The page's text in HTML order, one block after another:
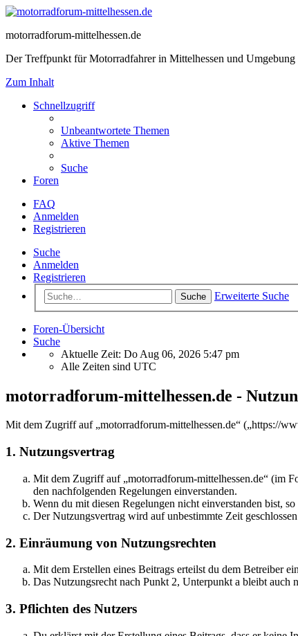
motorradforum-mittelhessen.de
Der Treffpunkt für Motorradfahrer in Mittelhessen und Umgebung
Zum Inhalt
Schnellzugriff
Unbeantwortete Themen
Aktive Themen
Suche
Foren
FAQ
Anmelden
Registrieren
Suche
Anmelden
Registrieren
Suche Erweiterte Suche
Foren-Übersicht
Suche
Aktuelle Zeit: Do Aug 06, 2026 5:47 pm
Alle Zeiten sind UTC
motorradforum-mittelhessen.de -
Mit dem Zugriff auf „motorradforum-mittelhessen.de“ („https://
1. Nutzungsvertrag
Mit dem Zugriff auf „motorradforum-mittelhessen.de“ (im
den nachfolgenden Regelungen einverstanden.
Wenn du mit diesen Regelungen nicht einverstanden bist,
Der Nutzungsvertrag wird auf unbestimmte Zeit
2. Einräumung von Nutzungsrechten
Mit dem Erstellen eines Beitrags erteilst du dem Betreiber
Das Nutzungsrecht nach Punkt 2, Unterpunkt a bleibt auch
3. Pflichten des Nutzers